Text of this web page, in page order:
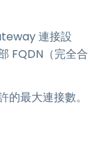
連接設
FQDN（完全合
最大連接數。